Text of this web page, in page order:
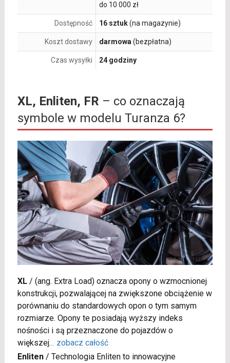
do 10 000 zł
Dostępność 16 sztuk(na magazynie)
Koszt dostawy darmowa (bezpłatna)
Czas wysyłki 24 godziny
XL, Enliten, FR – co oznaczają
symbole w modelu Turanza 6?
XL/ (ang. Extra Load) oznacza opony o wzmocnionej
konstrukcji, pozwalającej na zwiększone obciążenie w
porównaniu do standardowych opon o tym samym
rozmiarze. Opony te posiadają wyższy indeks
nośności i są przeznaczone do pojazdów o
większej... zobacz całość
Enliten/ Technologia Enliten to innowacyjne